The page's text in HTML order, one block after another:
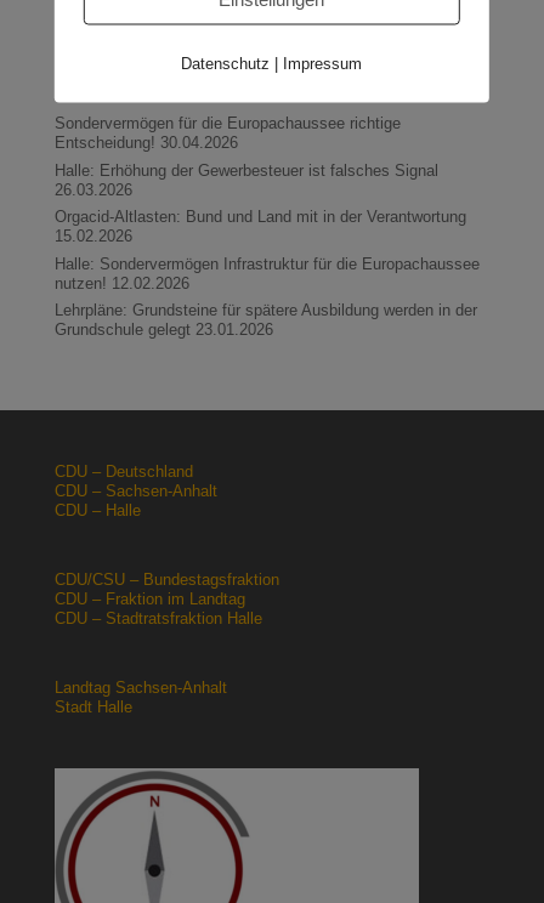
Sondervermögen für die Europachaussee richtige
Entscheidung! 30.04.2026
Halle: Erhöhung der Gewerbesteuer ist falsches Signal
26.03.2026
Orgacid-Altlasten: Bund und Land mit in der Verantwortung
15.02.2026
Halle: Sondervermögen Infrastruktur für die Europachaussee
nutzen! 12.02.2026
Lehrpläne: Grundsteine für spätere Ausbildung werden in der
Grundschule gelegt 23.01.2026
CDU – Deutschland
CDU – Sachsen-Anhalt
CDU – Halle
CDU/CSU – Bundestagsfraktion
CDU – Fraktion im Landtag
CDU – Stadtratsfraktion Halle
Landtag Sachsen-Anhalt
Stadt Halle
Datenschutz | Impressum